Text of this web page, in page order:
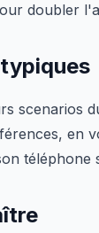
doubler
scenarios
en
téléphone